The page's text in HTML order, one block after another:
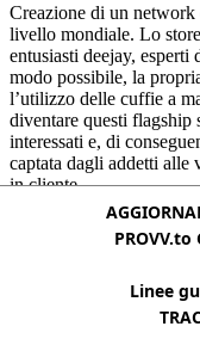
Creazione di un
livello mondiale. Lo
entusiasti deejay,
modo possibile, la
l’utilizzo delle cuffie a
diventare questi
interessati e, di
captata dagli addetti alle
in cliente.
Brand
Next Work
PROVV.to
Linee